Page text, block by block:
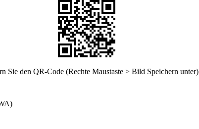
Sie den QR-Code (Rechte Maustaste > Bild Speichern unter)